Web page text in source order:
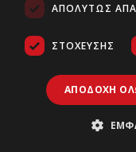
ΑΠΟΛΎΤΩΣ
ΣΤΌΧΕΥΣΗΣ
ΑΠΟΔΟΧΉ